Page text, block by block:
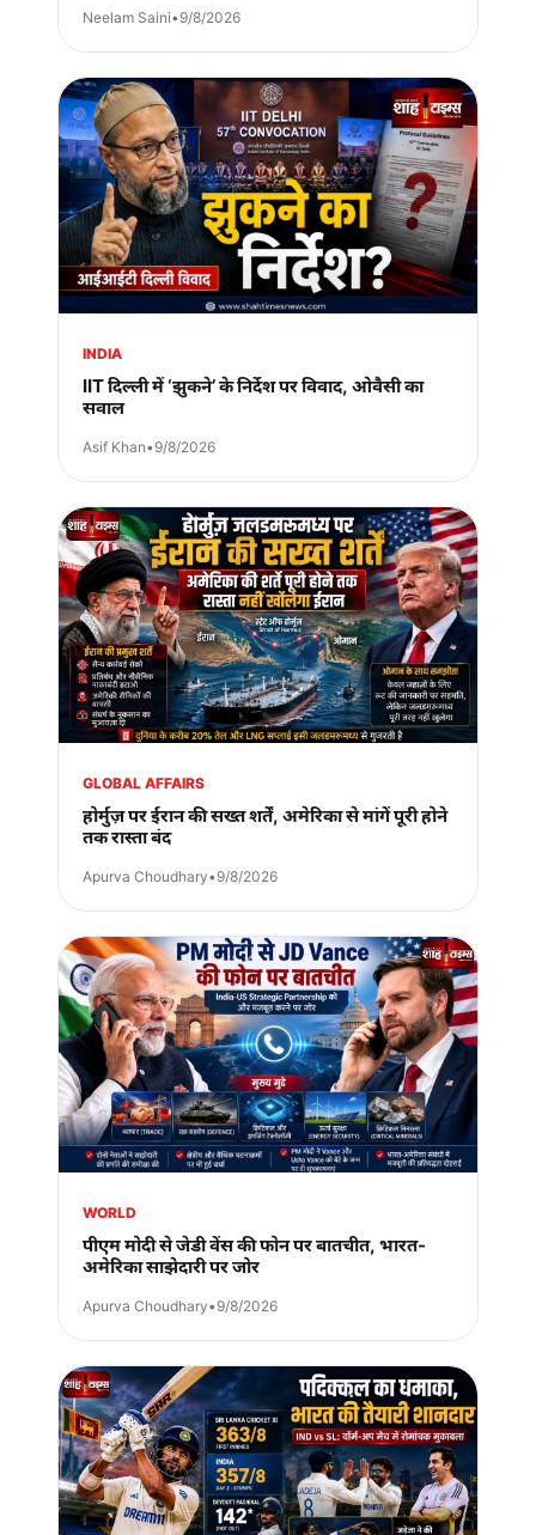
Neelam Saini•9/8/2026
INDIA
IIT दिल्ली में ‘झुकने’ के निर्देश पर विवाद, ओवैसी का
सवाल
Asif Khan•9/8/2026
GLOBAL AFFAIRS
होर्मुज़ पर ईरान की सख्त शर्तें, अमेरिका से मांगें पूरी होने
तक रास्ता बंद
Apurva Choudhary•9/8/2026
WORLD
पीएम मोदी से जेडी वेंस की फोन पर बातचीत, भारत-
अमेरिका साझेदारी पर जोर
Apurva Choudhary•9/8/2026